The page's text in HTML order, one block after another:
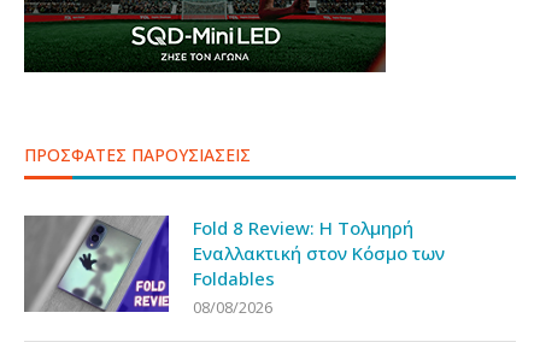
ΠΡΟΣΦΑΤΕΣ ΠΑΡΟΥΣΙΑΣΕΙΣ
Fold 8 Review: Η Τολμηρή
Εναλλακτική στον Κόσμο των
Foldables
08/08/2026